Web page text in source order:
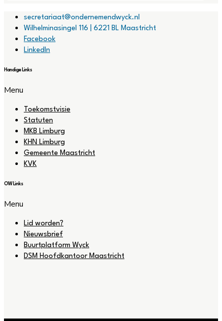
secretariaat@ondernemendwyck.nl
Wilhelminasingel 116 | 6221 BL Maastricht
Facebook
LinkedIn
Handige Links
Menu
Toekomstvisie
Statuten
MKB Limburg
KHN Limburg
Gemeente Maastricht
KVK
OW Links
Menu
Lid worden?
Nieuwsbrief
Buurtplatform Wyck
DSM Hoofdkantoor Maastricht